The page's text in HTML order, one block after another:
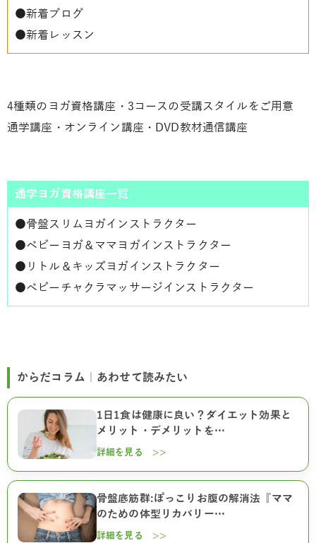
●新着ブログ
●新着レッスン
4種類のヨガ資格講座・3コースの受講スタイルをご用意
通学講座・オンライン講座・DVD教材通信講座
通学ヨガ資格講座一覧
●骨盤スリムヨガインストラクター
●ベビーヨガ＆ママヨガインストラクター
● リトル＆キッズヨガインストラクター
●ベビーチャクラマッサージインストラクター
からだコラム｜あわせて読みたい
1日1食は健康に良い？ダイエット効果と
メリット・デメリットを…
詳細を見る >>
骨盤底筋群:ぽっこりお腹の解消法『ママ
のための体型リカバリー…
詳細を見る >>